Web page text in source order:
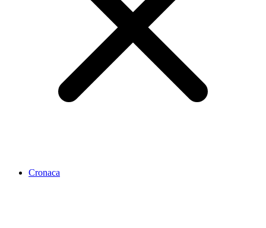
Cronaca